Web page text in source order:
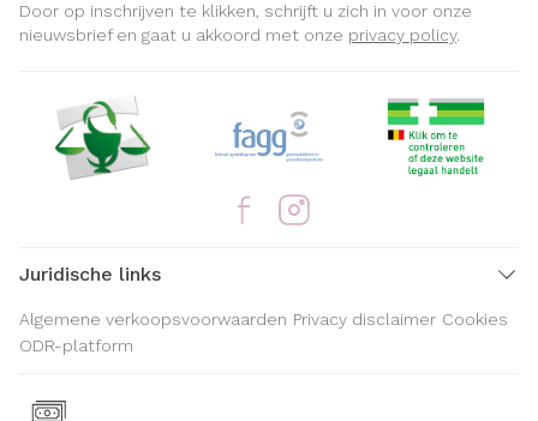
Door op inschrijven te klikken, schrijft u zich in voor onze
nieuwsbrief en gaat u akkoord met onze privacy policy.
Juridische links
Algemene verkoopsvoorwaarden Privacy disclaimer Cookies
ODR-platform